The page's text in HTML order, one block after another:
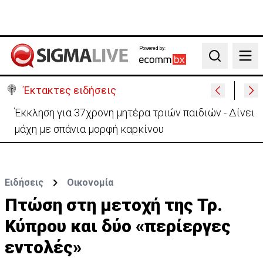
Powered by:
Search
Έκτακτες ειδήσεις
Γερμανία: Συγκρούστηκαν δύο τραμ - Τουλάχιστον
25 τραυματίες, οι 7 σοβαρά
Ειδήσεις Οικονομία
Πτώση στη μετοχή της Τρ.
Κύπρου και δύο «περίεργες
εντολές»